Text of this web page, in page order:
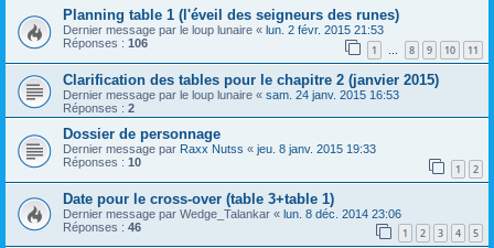
Planning table 1 (l'éveil des seigneurs des runes)
Dernier message par le loup lunaire « lun. 2 févr. 2015 21:53
Réponses : 106 1 … 8 9 10 11
Clarification des tables pour le chapitre 2 (janvier 2015)
Dernier message par le loup lunaire « sam. 24 janv. 2015 16:53
Réponses : 2
Dossier de personnage
Dernier message par Raxx Nutss « jeu. 8 janv. 2015 19:33
Réponses : 10 1 2
Date pour le cross-over (table 3+table 1)
Dernier message par Wedge_Talankar « lun. 8 déc. 2014 23:06
Réponses : 46 1 2 3 4 5